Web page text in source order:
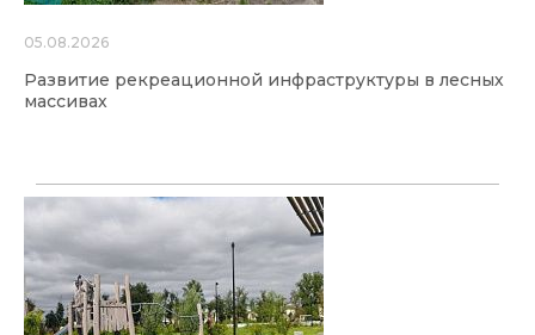
05.08.2026
Развитие рекреационной инфраструктуры в лесных
массивах